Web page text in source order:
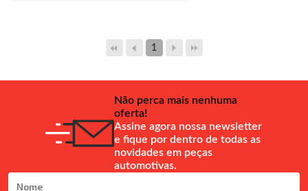
1
Não perca mais nenhuma
oferta!
Assine agora nossa newsletter
e fique por dentro de todas as
novidades em peças
automotivas.